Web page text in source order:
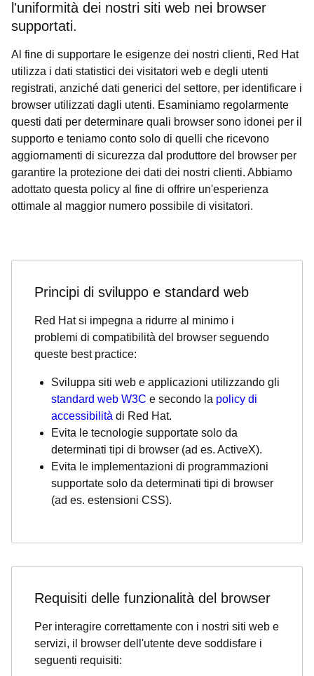
l'uniformità dei nostri siti web nei browser
supportati.
Al fine di supportare le esigenze dei nostri clienti, Red Hat
utilizza i dati statistici dei visitatori web e degli utenti
registrati, anziché dati generici del settore, per identificare i
browser utilizzati dagli utenti. Esaminiamo regolarmente
questi dati per determinare quali browser sono idonei per il
supporto e teniamo conto solo di quelli che ricevono
aggiornamenti di sicurezza dal produttore del browser per
garantire la protezione dei dati dei nostri clienti. Abbiamo
adottato questa policy al fine di offrire un'esperienza
ottimale al maggior numero possibile di visitatori.
Principi di sviluppo e standard web
Red Hat si impegna a ridurre al minimo i
problemi di compatibilità del browser seguendo
queste best practice:
Sviluppa siti web e applicazioni utilizzando gli
standard web W3C e secondo la policy di
accessibilità di Red Hat.
Evita le tecnologie supportate solo da
determinati tipi di browser (ad es. ActiveX).
Evita le implementazioni di programmazioni
supportate solo da determinati tipi di browser
(ad es. estensioni CSS).
Requisiti delle funzionalità del browser
Per interagire correttamente con i nostri siti web e
servizi, il browser dell'utente deve soddisfare i
seguenti requisiti: